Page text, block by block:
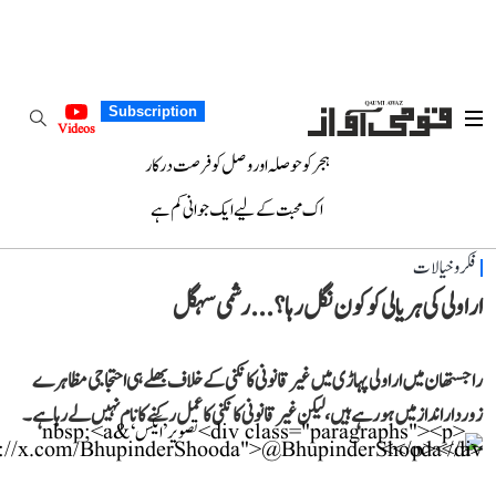
Subscription
Videos
ہجر کو حوصلہ اور وصل کو فرصت درکار
اک محبت کے لیے ایک جوانی کم ہے
فکر و خیالات
اراولی کی ہریالی کو کون نگل رہا؟... رشمی سہگل
راجستھان میں اراولی پہاڑی میں غیر قانونی کانکنی کے خلاف بھلے ہی احتجاجی مظاہرے
زوردار انداز میں ہو رہے ہیں، لیکن غیر قانونی کانکنی کا عمل رکنے کا نام نہیں لے رہا ہے۔